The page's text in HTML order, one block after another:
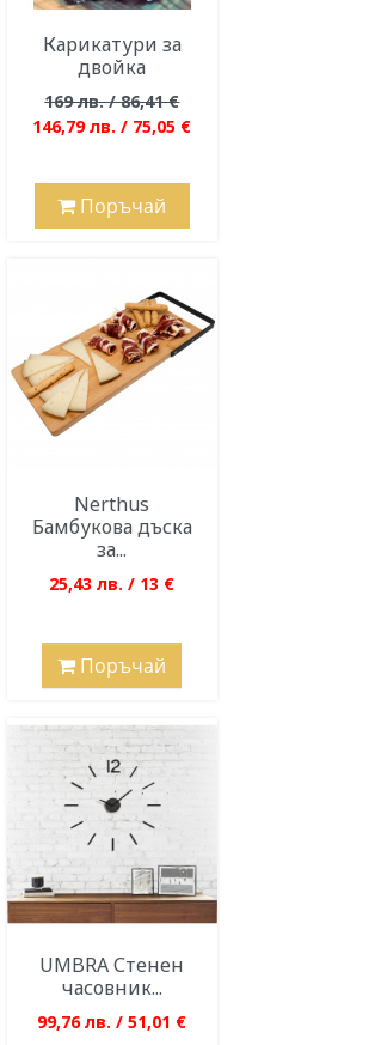
Карикатури за
двойка
169 лв. / 86,41 €
146,79 лв. / 75,05 €
Поръчай
Nerthus
Бамбукова дъска
за...
25,43 лв. / 13 €
Поръчай
UMBRA Стенен
часовник...
99,76 лв. / 51,01 €